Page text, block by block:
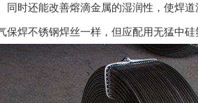
同时还能改善熔滴金属的湿润性，使焊
保焊不锈钢焊丝一样，但应配用无猛中硅